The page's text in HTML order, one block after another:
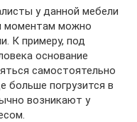
у данной мебели
моментам можно
К примеру, под
основание
самостоятельно
больше погрузится в
возникают у